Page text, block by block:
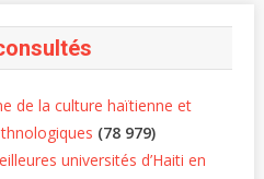
de la culture haïtienne et
(78 979)
universités d’Haiti en